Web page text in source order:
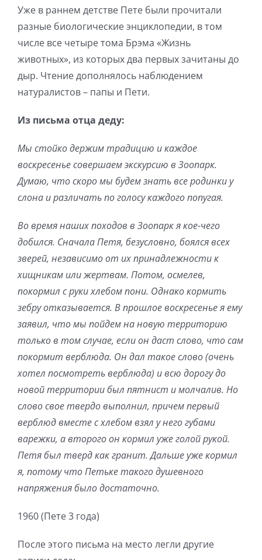
Уже в раннем детстве Пете были прочитали
разные биологические энциклопедии, в том
числе все четыре тома Брэма «Жизнь
животных», из которых два первых зачитаны до
дыр. Чтение дополнялось наблюдением
натуралистов – папы и Пети.
Из письма отца деду:
Мы стойко держим традицию и каждое
воскресенье совершаем экскурсию в Зоопарк.
Думаю, что скоро мы будем знать все родинки у
слона и различать по голосу каждого попугая.
Во время наших походов в Зоопарк я кое-чего
добился. Сначала Петя, безусловно, боялся всех
зверей, независимо от их принадлежности к
хищникам или жертвам. Потом, осмелев,
покормил с руки хлебом пони. Однако кормить
зебру отказывается. В прошлое воскресенье я ему
заявил, что мы пойдем на новую территорию
только в том случае, если он даст слово, что сам
покормит верблюда. Он дал такое слово (очень
хотел посмотреть верблюда) и всю дорогу до
новой территории был пятнист и молчалив. Но
слово свое твердо выполнил, причем первый
верблюд вместе с хлебом взял у него губами
варежки, а второго он кормил уже голой рукой.
Петя был тверд как гранит. Дальше уже кормил
я, потому что Петьке такого душевного
напряжения было достаточно.
1960 (Пете 3 года)
После этого письма на место легли другие